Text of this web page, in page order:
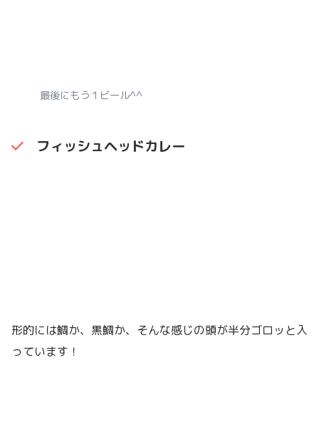
最後にもう１ビール^^
フィッシュヘッドカレー
形的には鯛か、黒鯛か、そんな感じの頭が半分ゴロッと入
っています！